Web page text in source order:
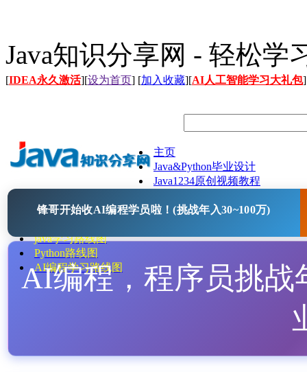
Java知识分享网 - 轻松学
[IDEA永久激活][设为首页] [加入收藏][AI人工智能学习大礼包]
主页
Java&Python毕业设计
Java1234原创视频教程
Java开源项目
java学习路线图
Python路线图
AI编程学习路线图
锋哥开始收AI编程学员啦！(挑战年入30~100万)
AI编程，程序员挑战